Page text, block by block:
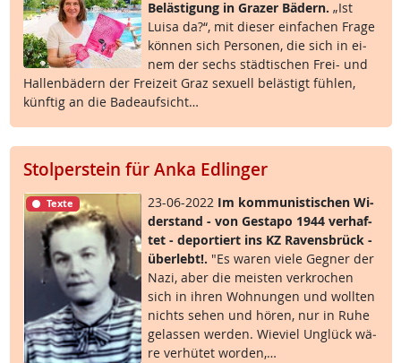
Be­läs­t­i­gung in Gra­zer Bä­d­ern. „Ist
Lui­sa da?“, mit die­ser ein­fa­chen Fra­ge
kön­nen sich Per­so­nen, die sich in ei­
nem der sechs städ­ti­schen Frei- und
Hal­len­bä­d­ern der Frei­zeit Graz se­xu­ell be­läs­t­igt füh­len,
künf­tig an die Ba­de­auf­sicht…
Stolperstein für Anka Edlinger
Texte 23-06-2022 Im kom­mu­nis­ti­schen Wi­
der­stand - von Ge­sta­po 1944 ver­haf­
tet - de­por­tiert ins KZ Ra­vens­brück -
über­lebt!. "Es wa­ren vie­le Geg­ner der
Na­zi, aber die meis­ten ver­kro­chen
sich in ih­ren Woh­nun­gen und woll­ten
nichts se­hen und hö­ren, nur in Ru­he
ge­las­sen wer­den. Wie­viel Un­glück wä­
re ver­hü­tet wor­den,…